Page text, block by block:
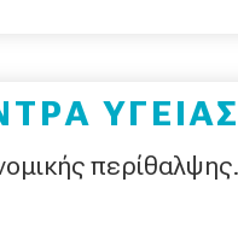
ΥΓΕΙΑΣ
περίθαλψης.